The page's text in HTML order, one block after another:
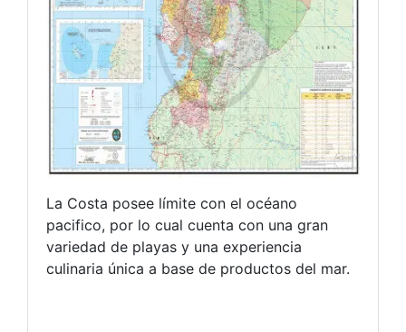
La Costa posee límite con el océano
pacifico, por lo cual cuenta con una gran
variedad de playas y una experiencia
culinaria única a base de productos del mar.